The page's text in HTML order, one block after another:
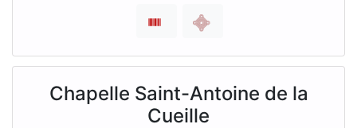
Chapelle Saint-Antoine de la
Cueille